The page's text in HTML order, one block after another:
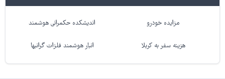
مزایده خودرو اندیشکده حکمرانی هوشمند
هزینه سفر به کربلا انبار هوشمند فلزات گرانبها